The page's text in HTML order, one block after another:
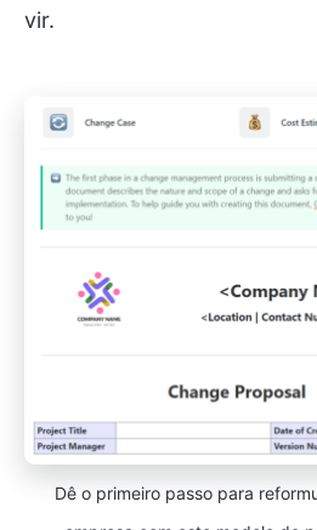
vir.
Dê o primeiro passo para